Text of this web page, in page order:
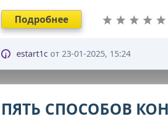
Подробнее
estart1cот 23-01-2025, 15:24
ПЯТЬ СПОСОБОВ